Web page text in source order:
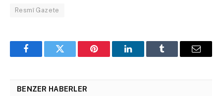
Resmî Gazete
FacebookTwitter Pinterest LinkedInTumblr Email
BENZER HABERLER